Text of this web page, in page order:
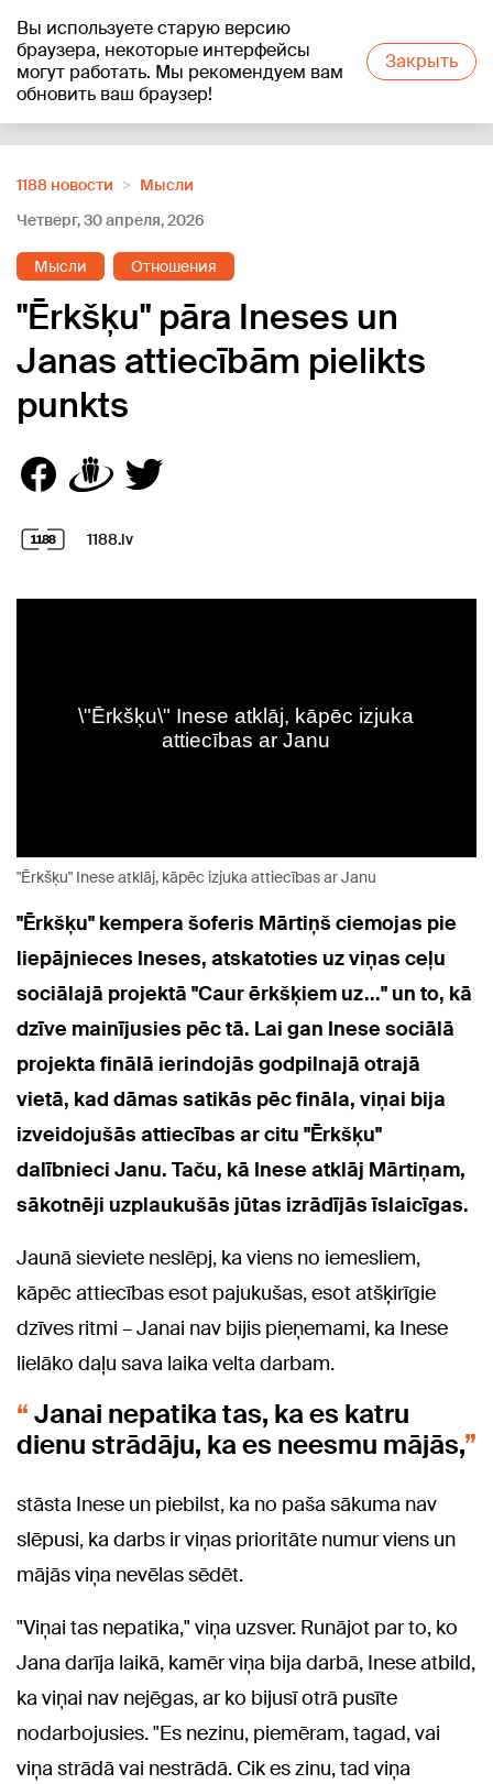
Вы используете старую версию
браузера, некоторые интерфейсы
могут работать. Мы рекомендуем вам
обновить ваш браузер!
Закрыть
+21°C
1188 новости
Мысли
Четверг, 30 апреля, 2026
Мысли Отношения
"Ērkšķu" pāra Ineses un
Janas attiecībām pielikts
punkts
1188.lv
"Ērkšķu" Inese atklāj, kāpēc izjuka attiecības ar Janu
"Ērkšķu" kempera šoferis Mārtiņš ciemojas pie
liepājnieces Ineses, atskatoties uz viņas ceļu
sociālajā projektā "Caur ērkšķiem uz..." un to, kā
dzīve mainījusies pēc tā. Lai gan Inese sociālā
projekta finālā ierindojās godpilnajā otrajā
vietā, kad dāmas satikās pēc fināla, viņai bija
izveidojušās attiecības ar citu "Ērkšķu"
dalībnieci Janu. Taču, kā Inese atklāj Mārtiņam,
sākotnēji uzplaukušās jūtas izrādījās īslaicīgas.
Jaunā sieviete neslēpj, ka viens no iemesliem,
kāpēc attiecības esot pajukušas, esot atšķirīgie
dzīves ritmi – Janai nav bijis pieņemami, ka Inese
lielāko daļu sava laika velta darbam.
Janai nepatika tas, ka es katru
dienu strādāju, ka es neesmu mājās,
stāsta Inese un piebilst, ka no paša sākuma nav
slēpusi, ka darbs ir viņas prioritāte numur viens un
mājās viņa nevēlas sēdēt.
"Viņai tas nepatika," viņa uzsver. Runājot par to, ko
Jana darīja laikā, kamēr viņa bija darbā, Inese atbild,
ka viņai nav nejēgas, ar ko bijusī otrā pusīte
nodarbojusies. "Es nezinu, piemēram, tagad, vai
viņa strādā vai nestrādā. Cik es zinu, tad viņa